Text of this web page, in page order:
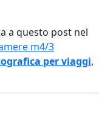
a questo post nel
m4/3
per viaggi,